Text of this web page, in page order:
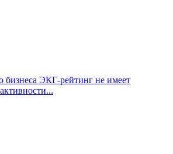
бизнеса ЭКГ-рейтинг не имеет